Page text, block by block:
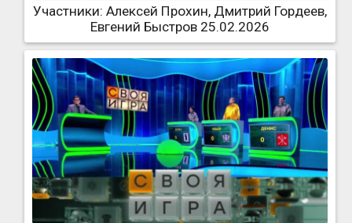
Участники: Алексей Прохин, Дмитрий Гордеев,
Евгений Быстров 25.02.2026